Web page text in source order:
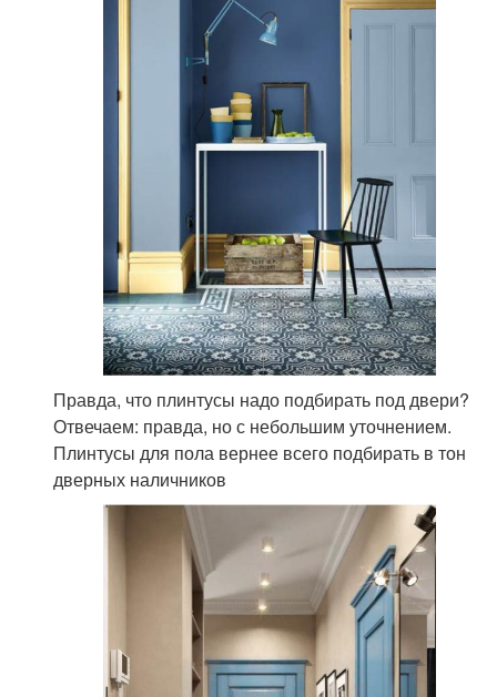
Правда, что плинтусы надо подбирать под двери?
Отвечаем: правда, но с небольшим уточнением.
Плинтусы для пола вернее всего подбирать в тон
дверных наличников